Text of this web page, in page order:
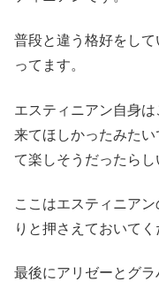
普段と違う格好をし
ってます。
エスティニアン自身
来てほしかったみた
て楽しそうだったらし
ここはエスティニア
りと押さえておいてく
最後にアリゼーとグラ